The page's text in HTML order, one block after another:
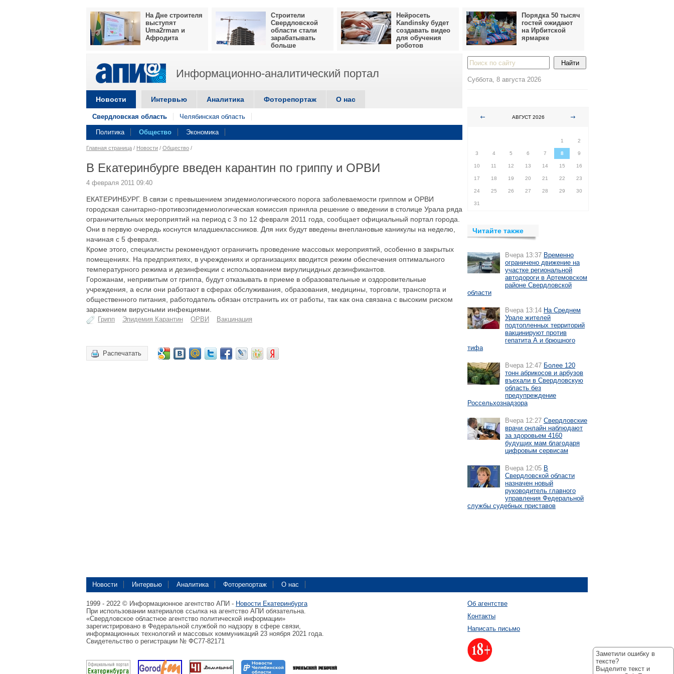
На Дне строителя
выступят
Uma2rman и
Афродита
Строители
Свердловской
области стали
зарабатывать
больше
Нейросеть
Kandinsky будет
создавать видео
для обучения
роботов
Порядка 50 тысяч
гостей ожидают
на Ирбитской
ярмарке
Информационно-аналитический портал
Новости Интервью Аналитика Фоторепортаж О нас
Свердловская область Челябинская область
Политика Общество Экономика
Главная страница / Новости / Общество /
В Екатеринбурге введен карантин по гриппу и ОРВИ
4 февраля 2011 09:40
ЕКАТЕРИНБУРГ. В связи с превышением эпидемиологического порога заболеваемости гриппом и ОРВИ
городская санитарно-противоэпидемиологическая комиссия приняла решение о введении в столице Урала ряда
ограничительных мероприятий на период с 3 по 12 февраля 2011 года, сообщает официальный портал города.
Они в первую очередь коснутся младшеклассников. Для них будут введены внеплановые каникулы на неделю,
начиная с 5 февраля.
Кроме этого, специалисты рекомендуют ограничить проведение массовых мероприятий, особенно в закрытых
помещениях. На предприятиях, в учреждениях и организациях вводится режим обеспечения оптимального
температурного режима и дезинфекции с использованием вирулицидных дезинфикантов.
Горожанам, непривитым от гриппа, будут отказывать в приеме в образовательные и оздоровительные
учреждения, а если они работают в сферах обслуживания, образования, медицины, торговли, транспорта и
общественного питания, работодатель обязан отстранить их от работы, так как она связана с высоким риском
заражением вирусными инфекциями.
Грипп Эпидемия Карантин ОРВИ Вакцинация
Распечатать
Суббота, 8 августа 2026
АВГУСТ 2026
1
2
3 4 5 6 7 8 9
10 11 12 13 14 15 16
17 18 19 20 21 22 23
24 25 26 27 28 29 30
31
Читайте также
Вчера 13:37 Временно
ограничено движение на
участке региональной
автодороги в Артемовском
районе Свердловской
области
Вчера 13:14 На Среднем
Урале жителей
подтопленных территорий
вакцинируют против
гепатита А и брюшного
тифа
Вчера 12:47 Более 120
тонн абрикосов и арбузов
въехали в Свердловскую
область без
предупреждение
Россельхознадзора
Вчера 12:27 Свердловские
врачи онлайн наблюдают
за здоровьем 4160
будущих мам благодаря
цифровым сервисам
Вчера 12:05 В
Свердловской области
назначен новый
руководитель главного
управления Федеральной
службы судебных приставов
Новости Интервью Аналитика Фоторепортаж О нас
1999 - 2022 © Информационное агентство АПИ - Новости Екатеринбурга
При использовании материалов ссылка на агентство АПИ обязательна.
«Свердловское областное агентство политической информации»
зарегистрировано в Федеральной службой по надзору в сфере связи,
информационных технологий и массовых коммуникаций 23 ноября 2021 года.
Свидетельство о регистрации № ФС77-82171
Об агентстве
Контакты
Написать письмо
Заметили ошибку в
тексте?
Выделите текст и